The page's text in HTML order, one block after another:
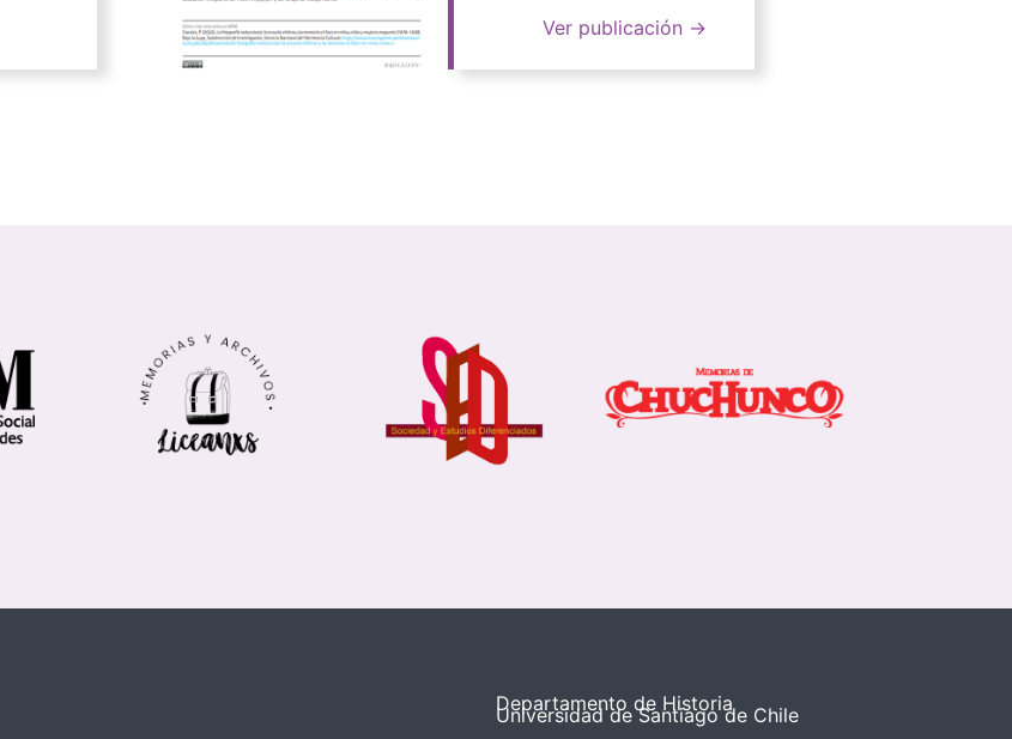
Ver publicación →
Departamento de Historia
Universidad de Santiago de Chile